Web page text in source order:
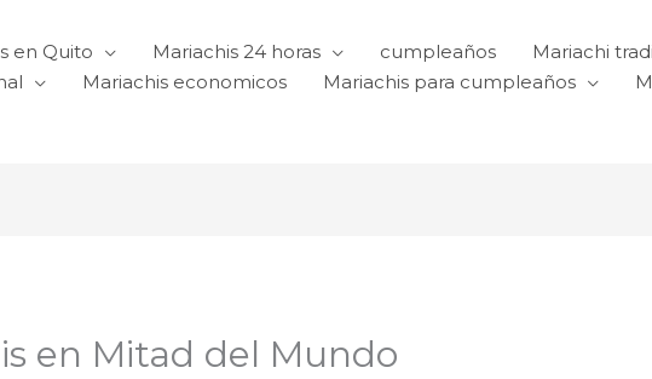
en Quito Mariachis 24 horas cumpleaños
Mariachi
Mariachis economicos Mariachis para cumpleaños
en Mitad del Mundo